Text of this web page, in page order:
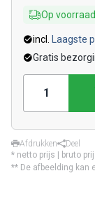
Op
incl.
Laagste
Gratis
Afdrukken
Deel
* netto prijs | bruto
** De afbeelding kan